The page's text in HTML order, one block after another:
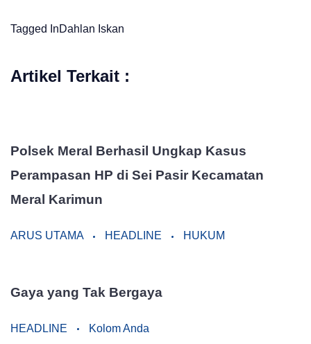
Tagged InDahlan Iskan
Artikel Terkait :
Polsek Meral Berhasil Ungkap Kasus
Perampasan HP di Sei Pasir Kecamatan
Meral Karimun
ARUS UTAMA HEADLINE HUKUM
Gaya yang Tak Bergaya
HEADLINE Kolom Anda